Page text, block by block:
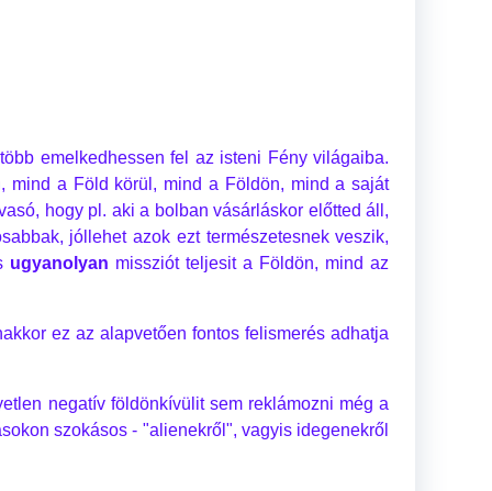
emelkedhessen fel az isteni Fény világaiba.
mind a Föld körül, mind a Földön, mind a saját
hogy pl. aki a bolban vásárláskor előtted áll,
jóllehet azok ezt természetesnek veszik,
ugyanolyan missziót teljesit a Földön, mind az
ez az alapvetően fontos felismerés adhatja
negatív földönkívülit sem reklámozni még a
szokásos - "alienekről", vagyis idegenekről